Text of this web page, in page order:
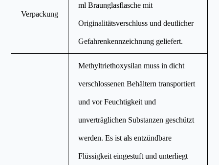
Verpackung
ml Braunglasflasche mit
Originalitätsverschluss und deutlicher
Gefahrenkennzeichnung geliefert.
Methyltriethoxysilan muss in dicht
verschlossenen Behältern transportiert
und vor Feuchtigkeit und
unverträglichen Substanzen geschützt
werden. Es ist als entzündbare
Flüssigkeit eingestuft und unterliegt